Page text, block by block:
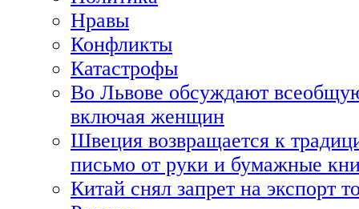
Нравы
Конфликты
Катастрофы
Во Львове обсуждают
включая женщин
Швеция возвращается к
письмо от руки и бумажные
Китай снял запрет на экспорт